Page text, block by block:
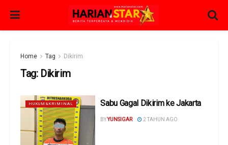
Home Tag Dikirim
Tag: Dikirim
HUKUM&KRIMINAL Sabu Gagal Dikirim ke Jakarta
BYYUNSIGAR 2 TAHUN AGO